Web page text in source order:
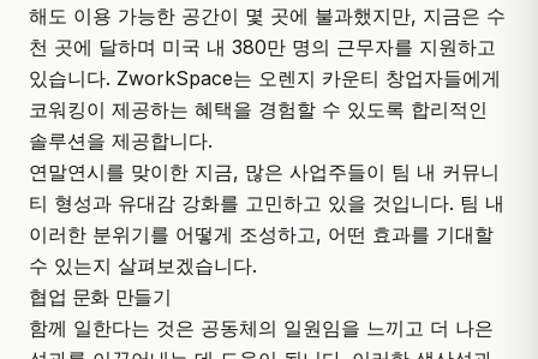
해도 이용 가능한 공간이 몇 곳에 불과했지만, 지금은 수
천 곳에 달하며 미국 내 380만 명의 근무자를 지원하고
있습니다. ZworkSpace는 오렌지 카운티 창업자들에게
코워킹이 제공하는 혜택을 경험할 수 있도록 합리적인
솔루션을 제공합니다.
연말연시를 맞이한 지금, 많은 사업주들이 팀 내 커뮤니
티 형성과 유대감 강화를 고민하고 있을 것입니다. 팀 내
이러한 분위기를 어떻게 조성하고, 어떤 효과를 기대할
수 있는지 살펴보겠습니다.
협업 문화 만들기
함께 일한다는 것은 공동체의 일원임을 느끼고 더 나은